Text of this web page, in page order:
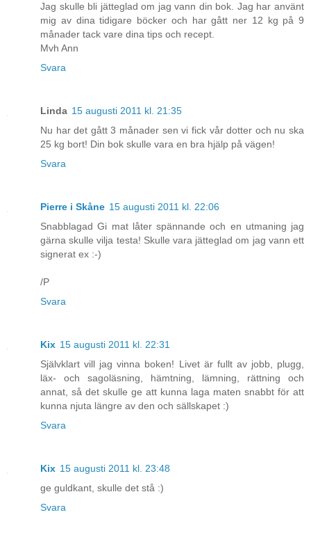
Jag skulle bli jätteglad om jag vann din bok. Jag har använt
mig av dina tidigare böcker och har gått ner 12 kg på 9
månader tack vare dina tips och recept.
Mvh Ann
Svara
Linda 15 augusti 2011 kl. 21:35
Nu har det gått 3 månader sen vi fick vår dotter och nu ska
25 kg bort! Din bok skulle vara en bra hjälp på vägen!
Svara
Pierre i Skåne 15 augusti 2011 kl. 22:06
Snabblagad Gi mat låter spännande och en utmaning jag
gärna skulle vilja testa! Skulle vara jätteglad om jag vann ett
signerat ex :-)
/P
Svara
Kix 15 augusti 2011 kl. 22:31
Självklart vill jag vinna boken! Livet är fullt av jobb, plugg,
läx- och sagoläsning, hämtning, lämning, rättning och
annat, så det skulle ge att kunna laga maten snabbt för att
kunna njuta längre av den och sällskapet :)
Svara
Kix 15 augusti 2011 kl. 23:48
ge guldkant, skulle det stå :)
Svara